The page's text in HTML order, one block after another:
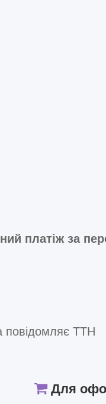
платіж за
ТТН
Для